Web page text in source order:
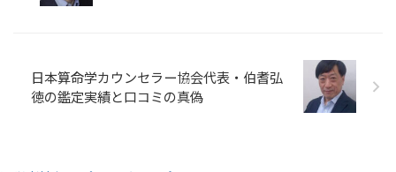
日本算命学カウンセラー協会代表・伯耆弘
徳の鑑定実績と口コミの真偽